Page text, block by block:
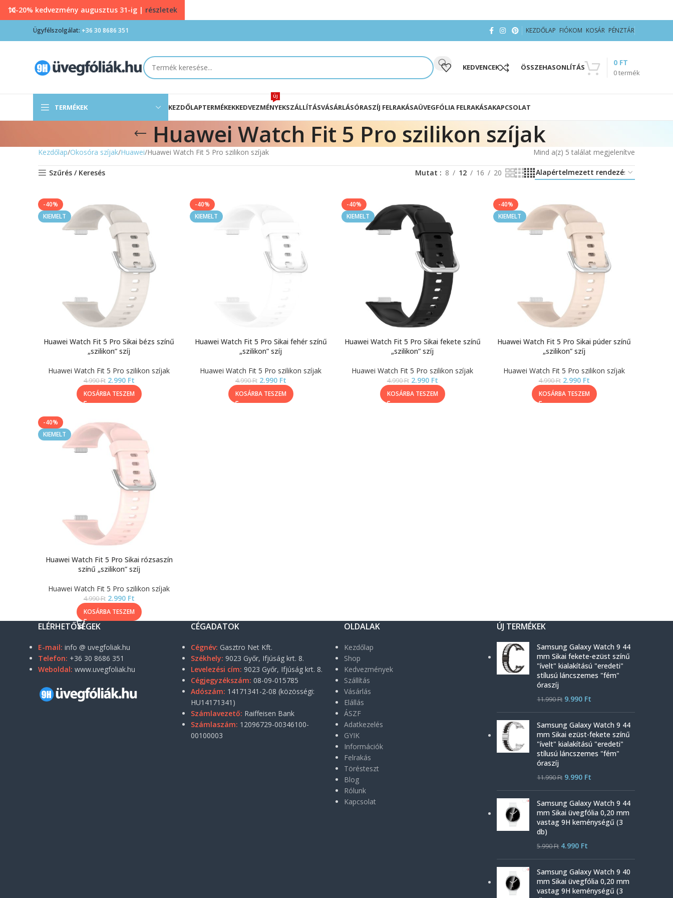
Ügyfélszolgálat: +36 30 8686 351 KEZDŐLAP FIÓKOM KOSÁR PÉNZTÁR
KEDVENCEK ÖSSZEHASONLÍTÁS
0termék
0 FT
TERMÉKEK KEZDŐLAPTERMÉKEKKEDVEZMÉNYEK
ÚJ
SZÁLLÍTÁSVÁSÁRLÁSÓRASZÍJ FELRAKÁSAÜVEGFÓLIA FELRAKÁSAKAPCSOLAT
Huawei Watch Fit 5 Pro szilikon szíjak
Kezdőlap Okosóra szíjak Huawei Huawei Watch Fit 5 Pro szilikon szíjak Mind a(z) 5 találat megjelenítve
Szűrés / Keresés Mutat 8 12 16 20
-40%
KIEMELT
Huawei Watch Fit 5 Pro Sikai bézs színű
„szilikon” szíj
Huawei Watch Fit 5 Pro szilikon szíjak
4.990Ft 2.990 Ft
KOSÁRBA TESZEM
-40%
KIEMELT
Huawei Watch Fit 5 Pro Sikai fehér színű
„szilikon” szíj
Huawei Watch Fit 5 Pro szilikon szíjak
4.990Ft 2.990 Ft
KOSÁRBA TESZEM
-40%
KIEMELT
Huawei Watch Fit 5 Pro Sikai fekete színű
„szilikon” szíj
Huawei Watch Fit 5 Pro szilikon szíjak
4.990Ft 2.990 Ft
KOSÁRBA TESZEM
-40%
KIEMELT
Huawei Watch Fit 5 Pro Sikai púder színű
„szilikon” szíj
Huawei Watch Fit 5 Pro szilikon szíjak
4.990Ft 2.990 Ft
KOSÁRBA TESZEM
-40%
KIEMELT
Huawei Watch Fit 5 Pro Sikai rózsaszín
színű „szilikon” szíj
Huawei Watch Fit 5 Pro szilikon szíjak
4.990Ft 2.990 Ft
KOSÁRBA TESZEM
ELÉRHETŐSÉGEK
E-mail: info @ uvegfoliak.hu
Telefon: +36 30 8686 351
Weboldal: www.uvegfoliak.hu
CÉGADATOK
Cégnév: Gasztro Net Kft.
Székhely: 9023 Győr, Ifjúság krt. 8.
Levelezési cím: 9023 Győr, Ifjúság krt. 8.
Cégjegyzékszám: 08-09-015785
Adószám: 14171341-2-08 (közösségi:
HU14171341)
Számlavezető: Raiffeisen Bank
Számlaszám: 12096729-00346100-
00100003
OLDALAK
Kezdőlap
Shop
Kedvezmények
Szállítás
Vásárlás
Elállás
ÁSZF
Adatkezelés
GYIK
Információk
Felrakás
Törésteszt
Blog
Rólunk
Kapcsolat
ÚJ TERMÉKEK
Samsung Galaxy Watch 9 44
mm Sikai fekete-ezüst színű
"ívelt" kialakítású "eredeti"
stílusú láncszemes "fém"
óraszíj
11.990Ft 9.990 Ft
Samsung Galaxy Watch 9 44
mm Sikai ezüst-fekete színű
"ívelt" kialakítású "eredeti"
stílusú láncszemes "fém"
óraszíj
11.990Ft 9.990 Ft
Samsung Galaxy Watch 9 44
mm Sikai üvegfólia 0,20 mm
vastag 9H keménységű (3
db)
5.990Ft 4.990 Ft
Samsung Galaxy Watch 9 40
mm Sikai üvegfólia 0,20 mm
vastag 9H keménységű (3
10-20% kedvezmény augusztus 31-ig | részletek